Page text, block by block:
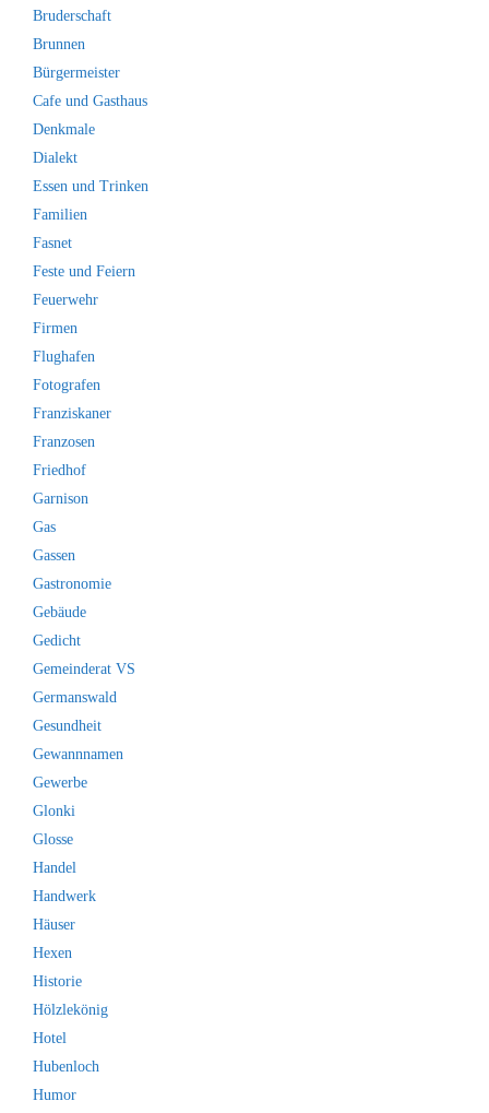
Bruderschaft
Brunnen
Bürgermeister
Cafe und Gasthaus
Denkmale
Dialekt
Essen und Trinken
Familien
Fasnet
Feste und Feiern
Feuerwehr
Firmen
Flughafen
Fotografen
Franziskaner
Franzosen
Friedhof
Garnison
Gas
Gassen
Gastronomie
Gebäude
Gedicht
Gemeinderat VS
Germanswald
Gesundheit
Gewannnamen
Gewerbe
Glonki
Glosse
Handel
Handwerk
Häuser
Hexen
Historie
Hölzlekönig
Hotel
Hubenloch
Humor